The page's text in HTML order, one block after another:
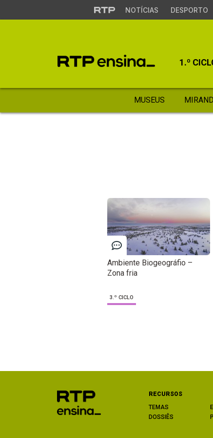
NOTÍCIAS DESPORTO
1.º
MUSEUS
Ambiente Biogeográfio –
Zona fria
3.º CICLO
RECURSOS
TEMAS
DOSSIÊS